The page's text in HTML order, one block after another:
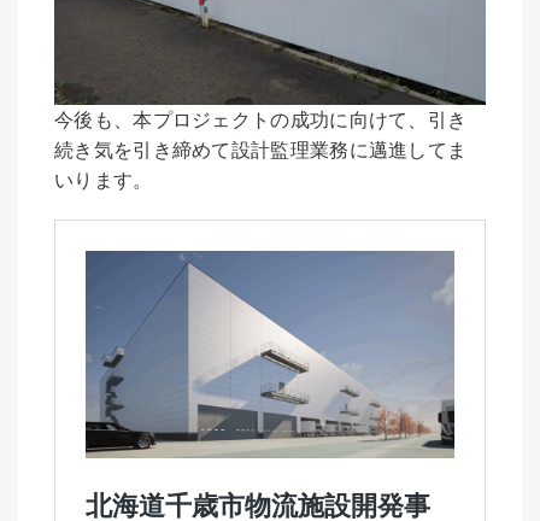
今後も、本プロジェクトの成功に向けて、引き
続き気を引き締めて設計監理業務に邁進してま
いります。